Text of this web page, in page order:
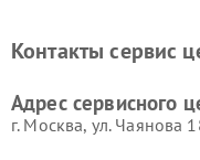
Контакты сервис
Адрес сервисного
г. Москва, ул. Чаянова